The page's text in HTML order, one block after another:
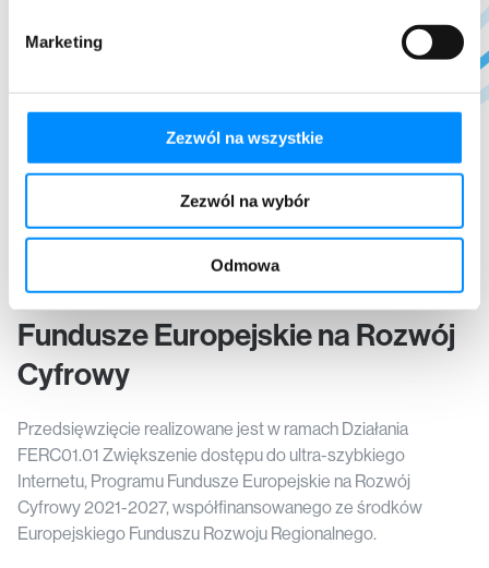
Marketing
Zezwól na wszystkie
Zezwól na wybór
Odmowa
Fundusze Europejskie na Rozwój
Cyfrowy
Przedsięwzięcie realizowane jest w ramach Działania
FERC01.01 Zwiększenie dostępu do ultra-szybkiego
Internetu, Programu Fundusze Europejskie na Rozwój
Cyfrowy 2021-2027, współfinansowanego ze środków
Europejskiego Funduszu Rozwoju Regionalnego.